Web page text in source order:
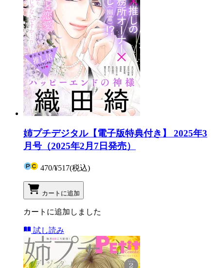
姉プチデジタル【電子版特典付き】 2025年3
月号（2025年2月7日発売）
470/¥517(税込)
カートに追加
カートに追加しました
試し読み